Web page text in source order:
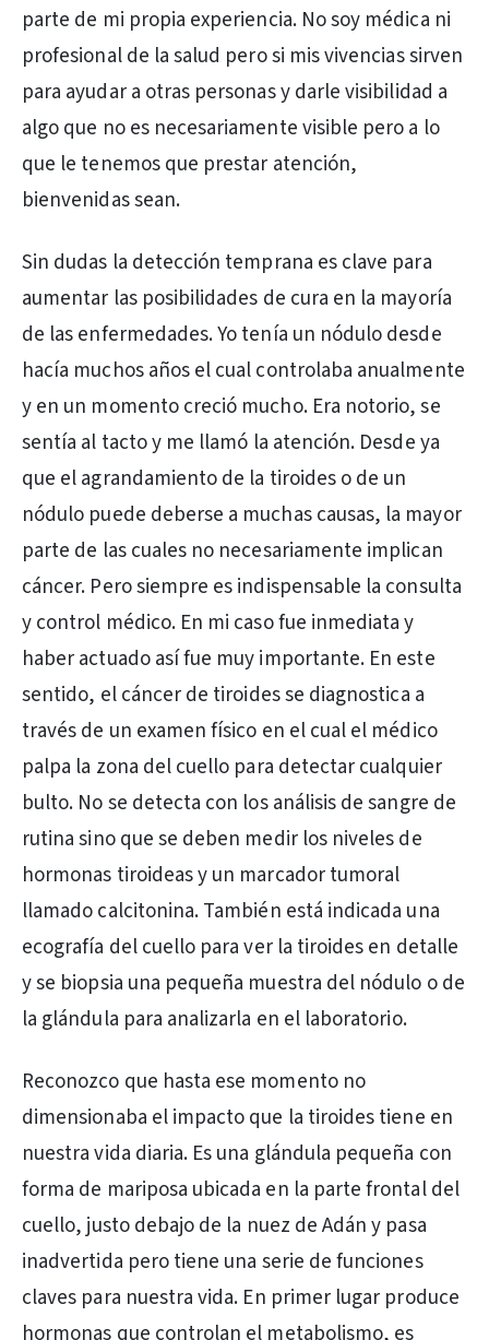
parte de mi propia experiencia. No soy médica ni
profesional de la salud pero si mis vivencias sirven
para ayudar a otras personas y darle visibilidad a
algo que no es necesariamente visible pero a lo
que le tenemos que prestar atención,
bienvenidas sean.
Sin dudas la detección temprana es clave para
aumentar las posibilidades de cura en la mayoría
de las enfermedades. Yo tenía un nódulo desde
hacía muchos años el cual controlaba anualmente
y en un momento creció mucho. Era notorio, se
sentía al tacto y me llamó la atención. Desde ya
que el agrandamiento de la tiroides o de un
nódulo puede deberse a muchas causas, la mayor
parte de las cuales no necesariamente implican
cáncer. Pero siempre es indispensable la consulta
y control médico. En mi caso fue inmediata y
haber actuado así fue muy importante. En este
sentido, el cáncer de tiroides se diagnostica a
través de un examen físico en el cual el médico
palpa la zona del cuello para detectar cualquier
bulto. No se detecta con los análisis de sangre de
rutina sino que se deben medir los niveles de
hormonas tiroideas y un marcador tumoral
llamado calcitonina. También está indicada una
ecografía del cuello para ver la tiroides en detalle
y se biopsia una pequeña muestra del nódulo o de
la glándula para analizarla en el laboratorio.
Reconozco que hasta ese momento no
dimensionaba el impacto que la tiroides tiene en
nuestra vida diaria. Es una glándula pequeña con
forma de mariposa ubicada en la parte frontal del
cuello, justo debajo de la nuez de Adán y pasa
inadvertida pero tiene una serie de funciones
claves para nuestra vida. En primer lugar produce
hormonas que controlan el metabolismo, es